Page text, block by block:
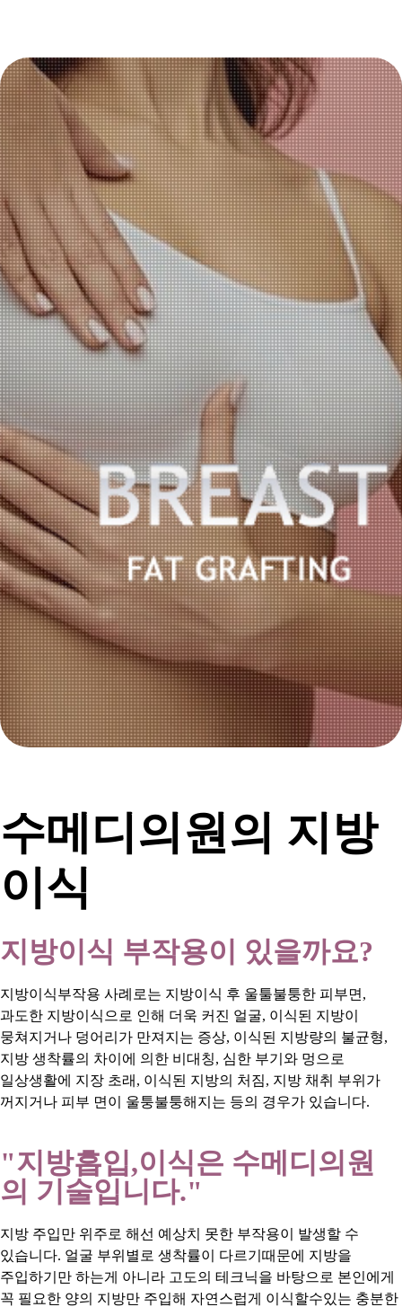
수메디의원의 지방
이식
지방이식 부작용이 있을까요?
지방이식부작용 사례로는 지방이식 후 울툴불퉁한 피부면,
과도한 지방이식으로 인해 더욱 커진 얼굴, 이식된 지방이
뭉쳐지거나 덩어리가 만져지는 증상, 이식된 지방량의 불균형,
지방 생착률의 차이에 의한 비대칭, 심한 부기와 멍으로
일상생활에 지장 초래, 이식된 지방의 처짐, 지방 채취 부위가
꺼지거나 피부 면이 울퉁불퉁해지는 등의 경우가 있습니다.
"지방흡입,이식은 수메디의원
의 기술입니다."
지방 주입만 위주로 해선 예상치 못한 부작용이 발생할 수
있습니다. 얼굴 부위별로 생착률이 다르기때문에 지방을
주입하기만 하는게 아니라 고도의 테크닉을 바탕으로 본인에게
꼭 필요한 양의 지방만 주입해 자연스럽게 이식할수있는 충분한